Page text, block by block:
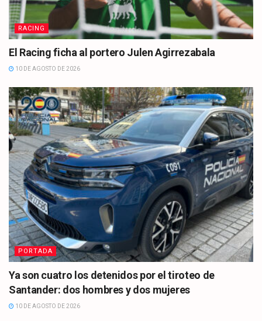
RACING
El Racing ficha al portero Julen Agirrezabala
10 DE AGOSTO DE 2026
PORTADA
Ya son cuatro los detenidos por el tiroteo de
Santander: dos hombres y dos mujeres
10 DE AGOSTO DE 2026